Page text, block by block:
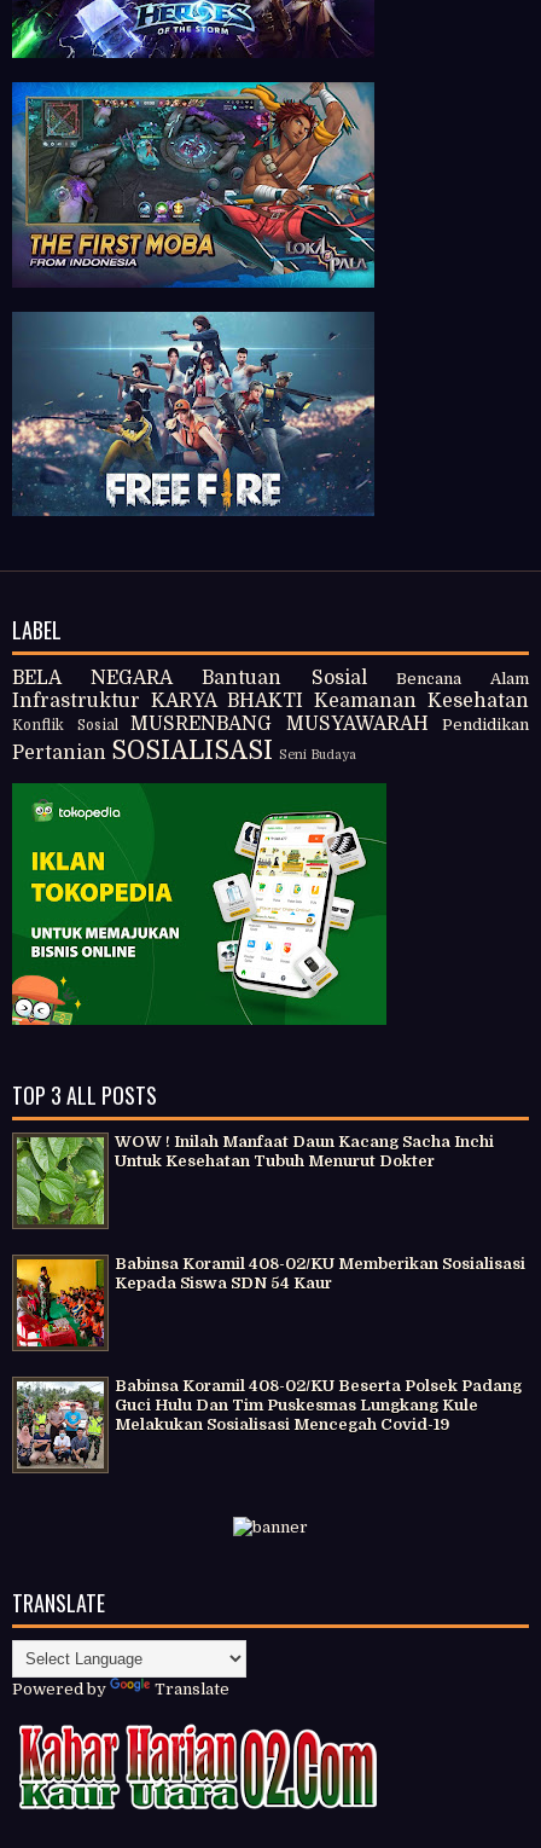
LABEL
BELA NEGARA Bantuan Sosial Bencana Alam
Infrastruktur KARYA BHAKTI Keamanan Kesehatan
Konflik Sosial MUSRENBANG MUSYAWARAH Pendidikan
Pertanian SOSIALISASI Seni Budaya
TOP 3 ALL POSTS
WOW ! Inilah Manfaat Daun Kacang Sacha Inchi
Untuk Kesehatan Tubuh Menurut Dokter
Babinsa Koramil 408-02/KU Memberikan Sosialisasi
Kepada Siswa SDN 54 Kaur
Babinsa Koramil 408-02/KU Beserta Polsek Padang
Guci Hulu Dan Tim Puskesmas Lungkang Kule
Melakukan Sosialisasi Mencegah Covid-19
TRANSLATE
Powered by Translate